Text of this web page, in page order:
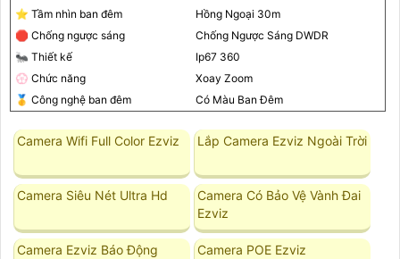
⭐ Tầm nhìn ban đêm
Hồng Ngoại 30m
🛑 Chống ngược sáng
Chống Ngược Sáng DWDR
🐜 Thiết kế
Ip67 360
💮 Chức năng
Xoay Zoom
🥇️ Công nghệ ban đêm
Có Màu Ban Ðêm
Camera Wifi Full Color Ezviz Lắp Camera Ezviz Ngoài Trời
Camera Siêu Nét Ultra Hd
Camera Có Bảo Vệ Vành Đai
Ezviz
Camera Ezviz Báo Động Camera POE Ezviz